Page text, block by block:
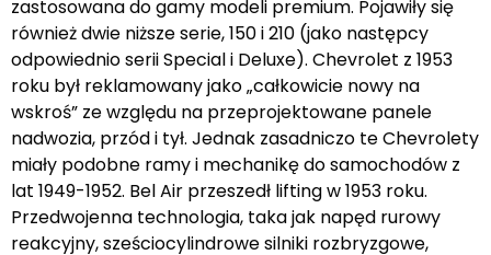
zastosowana do gamy modeli premium. Pojawiły się
również dwie niższe serie, 150 i 210 (jako następcy
odpowiednio serii Special i Deluxe). Chevrolet z 1953
roku był reklamowany jako „całkowicie nowy na
wskroś” ze względu na przeprojektowane panele
nadwozia, przód i tył. Jednak zasadniczo te Chevrolety
miały podobne ramy i mechanikę do samochodów z
lat 1949-1952. Bel Air przeszedł lifting w 1953 roku.
Przedwojenna technologia, taka jak napęd rurowy
reakcyjny, sześciocylindrowe silniki rozbryzgowe,